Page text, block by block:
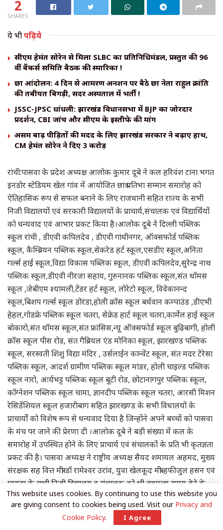
2
SHARES
ये भीपढ़िये
सीएम हेमंत सोरेन से मिला SLBC का प्रतिनिधिमंडल, प्रस्तुत की 96
वीं बैंकर्स समिति बैठक की स्मारिका !
छात्र आंदोलन: 4 दिन से आमरण अनशन पर बैठे छात्र नेता राहुल क्रांति
की तबीयत बिगड़ी, सदर अस्पताल में भर्ती !
JSSC-JPSC धांधली: झारखंड विधानसभा में BJP का जोरदार
प्रदर्शन, CBI जांच और सीएम के इस्तीफे की मांग
असम बाढ़ पीड़ितों की मदद के लिए झारखंड सरकार ने बढ़ाए हाथ,
CM हेमंत सोरेन ने दिए ₹3 करोड़
रांची:पासवा के प्रदेश अध्यक्ष आलोक कुमार दूबे ने कल हरिवंश टाना भगत
इनडोर स्टेडियम खेल गांव में आयोजित छात्र प्रतिभा सम्मान समारोह को
ऐतिहासिक रूप से सफल बनाने के लिए राजधानी सहित राज्य के सभी
निजी विद्यालयों एवं सरकारी विद्यालयों के प्राचार्य,संचालक एवं विद्यार्थियों
को धन्यवाद एवं आभार प्रकट किया है।आलोक दूबे ने दिल्ली पब्लिक
स्कूल रांची , डीएवी कपिलदेव , डीएवी गांधीनगर, ऑक्सफोर्ड पब्लिक
स्कूल, कैम्ब्रियन पब्लिक स्कूल,सेकरेड हर्ट स्कूल,एसडीए स्कूल,अनिता
गर्ल्स हाई स्कूल,विद्या विकास पब्लिक स्कूल, डीएवी कपिलदेव,सुरेन्द्र नाथ
पब्लिक स्कूल,डीएवी नीरजा सहाय, गुरुनानक पब्लिक स्कूल,संत थॉमस
स्कूल ,जेबीएम श्यामली,टेंडर हर्ट स्कूल, लोरेटो स्कूल, विवेकानन्द
स्कूल,बिशप गर्ल्स स्कूल डोरंडा,होली क्रॉस स्कूल बर्धवान कम्पाउंड ,डीएभी
हेहल,गोडफ्रे पब्लिक स्कूल चतरा, सेक्रेड हार्ट स्कूल चतरा,कार्मेल हाई स्कूल
बोकारो,संत थॉमस स्कूल,संत फ्रांसिस,न्यू ऑक्सफोर्ड स्कूल बुढिबागी, होली
क्रॉस स्कूल पीस रोड, संत गैब्रियल एंड मोनिका स्कूल, झारखण्ड पब्लिक
स्कूल, सरस्वती शिशु विद्या मंदिर , उर्सलाईन कान्वेंट स्कूल, संत मदर टेरेसा
पब्लिक स्कूल, आदर्श ग्रामीण पब्लिक स्कूल मांडर, होली चाइल्ड पब्लिक
स्कूल नारो, आर्यभट्ट पब्लिक स्कूल बूटी रोड, छोटानागपुर पब्लिक स्कूल,
कॉग्नेशन पब्लिक स्कूल चामा, ज्ञानदीप पब्लिक स्कूल चतरा, आरसी मिशन
रेसिडेंशियल स्कूल हजारीबाग सहित झारखण्ड के सभी विधालयों के
प्राचार्यों को विशेष रूप से धन्यवाद दिया है जिन्होंने अपने बच्चों को पासवा
के मंच पर जाने की प्रेरणा दी ।आलोक दूबे ने बड़ी संख्या में कल के
समारोह में उपस्थित होने के लिए प्राचार्य एवं संचालकों के प्रति भी कृतज्ञता
प्रकट की है। पासवा अध्यक्ष ने राष्ट्रीय अध्यक्ष सैयद शमायल अहमद, मुख्य
संरक्षक सह वित्त मंत्री डॉ रामेश्वर उरांव, युवा खेलकूद मंत्री हफीजुल हसन एवं
पासवा के सभी निजी विद्यालय व संचालक को भी बहुमूल्य समय देने के
लिए धन्यवाद दिया है। उन्होंने सबसे अधिक आभार उन सैंकड़ों वोलेंटियर्स
के प्रति दर्शाया है जिनके दो सप्ताह से अथक परिश्रम एवं प्रयासों से एक
साथ एक मंच पर 15 हजार बच्चों को सर्टिफिकेट एवं मेडल देने के सपने
This website uses cookies. By continuing to use this website you
are giving consent to cookies being used. Visit our Privacy and
Cookie Policy. I Agree